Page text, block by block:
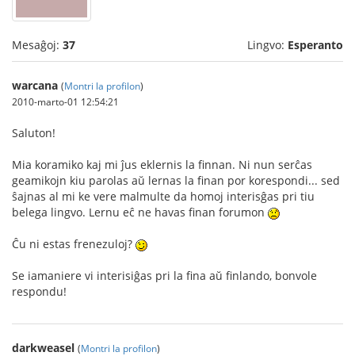
Mesaĝoj: 37 Lingvo: Esperanto
warcana (Montri la profilon)
2010-marto-01 12:54:21
Saluton!
Mia koramiko kaj mi ĵus eklernis la finnan. Ni nun serĉas
geamikojn kiu parolas aŭ lernas la finan por korespondi... sed
ŝajnas al mi ke vere malmulte da homoj interisĝas pri tiu
belega lingvo. Lernu eĉ ne havas finan forumon
Ĉu ni estas frenezuloj?
Se iamaniere vi interisiĝas pri la fina aŭ finlando, bonvole
respondu!
darkweasel (Montri la profilon)